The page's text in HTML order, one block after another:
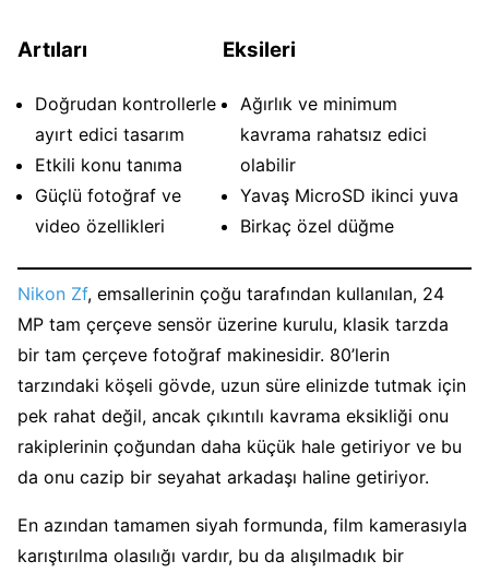
Artıları
Doğrudan kontrollerle
ayırt edici tasarım
Etkili konu tanıma
Güçlü fotoğraf ve
video özellikleri
Eksileri
Ağırlık ve minimum
kavrama rahatsız edici
olabilir
Yavaş MicroSD ikinci yuva
Birkaç özel düğme
Nikon Zf, emsallerinin çoğu tarafından kullanılan, 24
MP tam çerçeve sensör üzerine kurulu, klasik tarzda
bir tam çerçeve fotoğraf makinesidir. 80’lerin
tarzındaki köşeli gövde, uzun süre elinizde tutmak için
pek rahat değil, ancak çıkıntılı kavrama eksikliği onu
rakiplerinin çoğundan daha küçük hale getiriyor ve bu
da onu cazip bir seyahat arkadaşı haline getiriyor.
En azından tamamen siyah formunda, film kamerasıyla
karıştırılma olasılığı vardır, bu da alışılmadık bir